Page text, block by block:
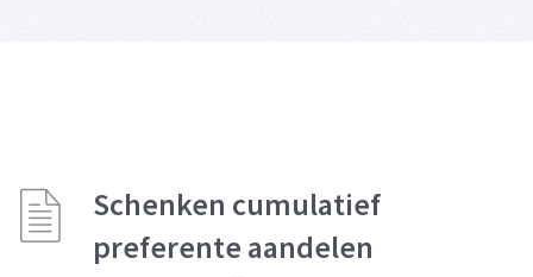
Schenken cumulatief
preferente aandelen